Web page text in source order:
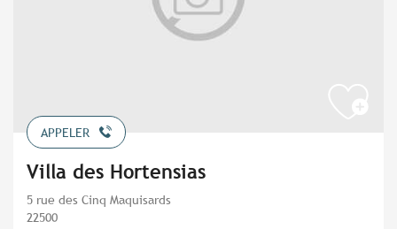
APPELER
Villa des Hortensias
5 rue des Cinq Maquisards
22500